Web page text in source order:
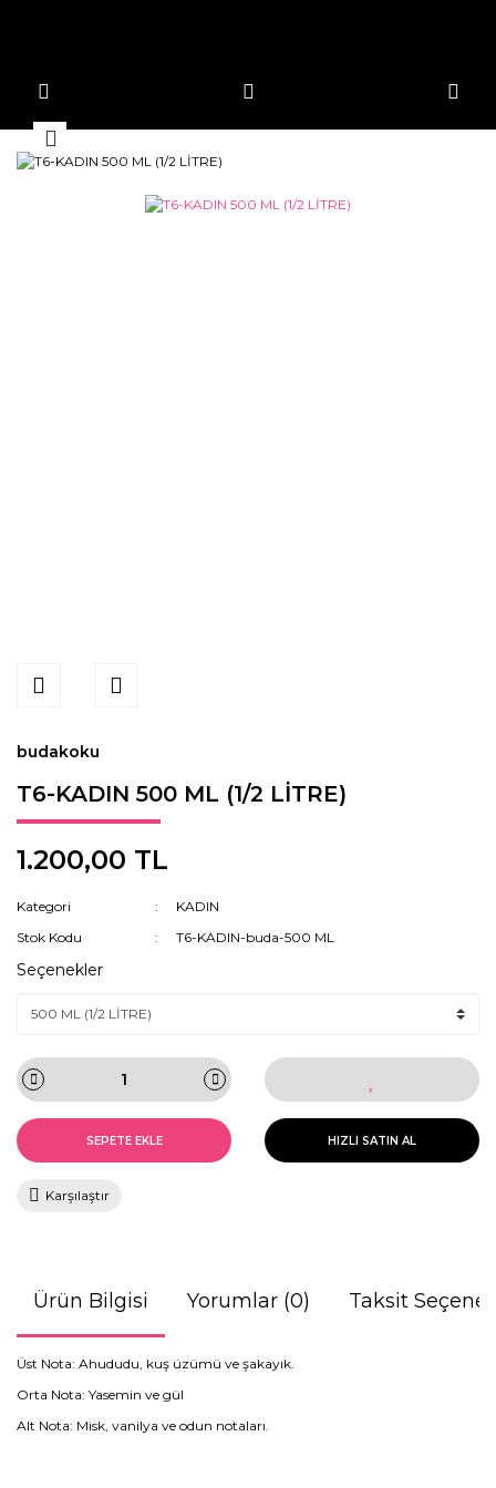
budakoku
T6-KADIN 500 ML (1/2 LİTRE)
1.200,00 TL
Kategori
KADIN
Stok Kodu
T6-KADIN-buda-500 ML
Seçenekler
SEPETE EKLE HIZLI SATIN AL
Karşılaştır
Ürün Bilgisi Yorumlar (0) Taksit
Üst Nota: Ahududu, kuş üzümü ve şakayık.
Orta Nota: Yasemin ve gül
Alt Nota: Misk, vanilya ve odun notaları.